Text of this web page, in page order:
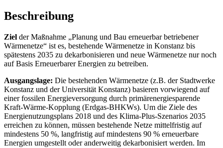
Beschreibung
Ziel der Maßnahme „Planung und Bau erneuerbar betriebener
Wärmenetze“ ist es, bestehende Wärmenetze in Konstanz bis
spätestens 2035 zu dekarbonisieren und neue Wärmenetze nur noch
auf Basis Erneuerbarer Energien zu betreiben.
Ausgangslage: Die bestehenden Wärmenetze (z.B. der Stadtwerke
Konstanz und der Universität Konstanz) basieren vorwiegend auf
einer fossilen Energieversorgung durch primärenergiesparende
Kraft-Wärme-Kopplung (Erdgas-BHKWs). Um die Ziele des
Energienutzungsplans 2018 und des Klima-Plus-Szenarios 2035
erreichen zu können, müssen bestehende Netze mittelfristig auf
mindestens 50 %, langfristig auf mindestens 90 % erneuerbare
Energien umgestellt oder anderweitig dekarbonisiert werden. Im